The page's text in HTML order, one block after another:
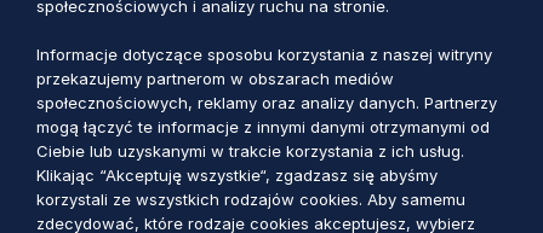
FUNDUSZE EUROPEJSKIE DLA POMORZA 2021-2027
LGD Trzy Krajobrazy – nowe nabory
wniosków
6 minut temu
społecznościowych i analizy ruchu na stronie.
Informacje dotyczące sposobu korzystania z naszej witryny
przekazujemy partnerom w obszarach mediów
społecznościowych, reklamy oraz analizy danych. Partnerzy
mogą łączyć te informacje z innymi danymi otrzymanymi od
Ciebie lub uzyskanymi w trakcie korzystania z ich usług.
Klikając “Akceptuję wszystkie“, zgadzasz się abyśmy
korzystali ze wszystkich rodzajów cookies. Aby samemu
zdecydować, które rodzaje cookies akceptujesz, wybierz